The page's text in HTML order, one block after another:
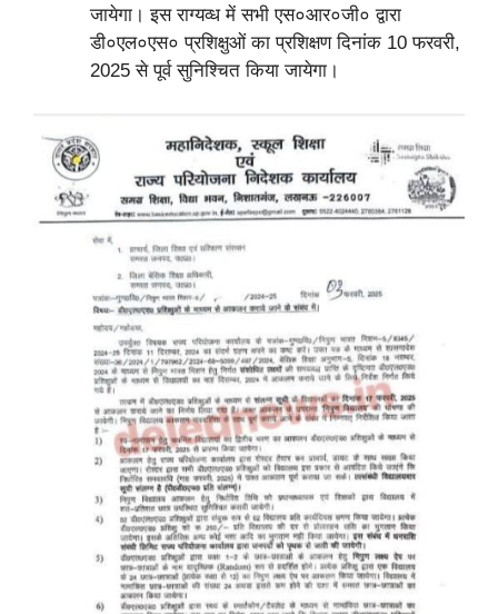
जायेगा। इस राग्यव्ध में सभी एस०आर०जी० द्वारा
डी०एल०एस० प्रशिक्षुओं का प्रशिक्षण दिनांक 10 फरवरी,
2025 से पूर्व सुनिश्चित किया जायेगा।